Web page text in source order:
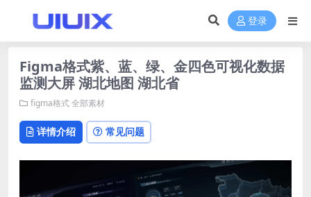
登录
Figma格式紫、蓝、绿、金四色可视化数据
监测大屏 湖北地图 湖北省
figma格式全部素材
详情介绍 常见问题